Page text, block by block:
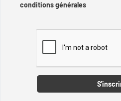
conditions générales